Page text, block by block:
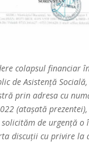
colapsul financiar
de Asistență
prin adresa cu
(atașată prezentei),
de urgență o
discuții cu privire la